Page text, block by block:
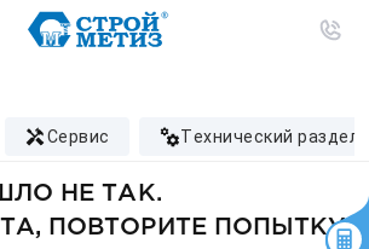
сервис технический раздел
НЕ ТАК.
ПОВТОРИТЕ ПОПЫТКУ